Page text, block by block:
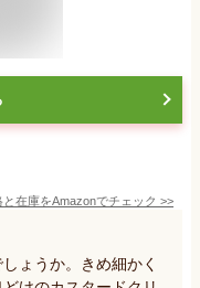
と在庫をAmazonでチェック >>
ょうか。きめ細かく